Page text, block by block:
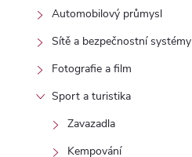
Automobilový průmysl
Sítě a bezpečnostní systémy
Fotografie a film
Sport a turistika
Zavazadla
Kempování